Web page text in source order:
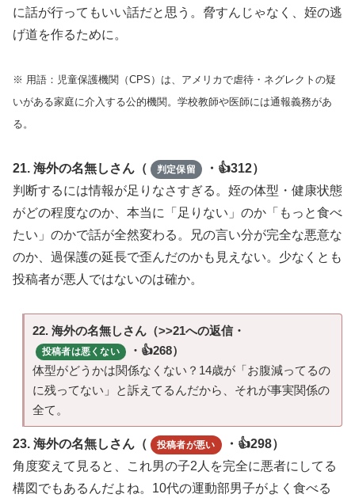
に話が行ってもいい話だと思う。脅すんじゃなく、姪の逃
げ道を作るために。
※ 用語：児童保護機関（CPS）は、アメリカで虐待・ネグレクトの疑
いがある家庭に介入する公的機関。学校教師や医師には通報義務があ
る。
21. 海外の名無しさん（ 判定保留
・👍312）
判断するには情報が足りなさすぎる。姪の体型・健康状態
がどの程度なのか、本当に「足りない」のか「もっと食べ
たい」のかで話が全然変わる。兄の言い分が完全な悪意な
のか、過保護の延長で歪んだのかも見えない。少なくとも
投稿者が悪人ではないのは確か。
22. 海外の名無しさん（>>21への返信・
投稿者は悪くない
・👍268）
体型がどうかは関係なくない？14歳が「お腹減ってるの
に残ってない」と訴えてるんだから、それが事実関係の
全て。
23. 海外の名無しさん（ 投稿者が悪い
・👍298）
角度変えて見ると、これ男の子2人を完全に悪者にしてる
構図でもあるんだよね。10代の運動部男子がよく食べる